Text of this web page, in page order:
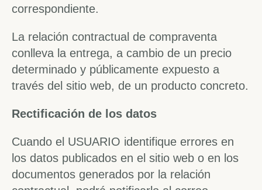
correspondiente.
La relación contractual de compraventa
conlleva la entrega, a cambio de un precio
determinado y públicamente expuesto a
través del sitio web, de un producto concreto.
Rectificación de los datos
Cuando el USUARIO identifique errores en
los datos publicados en el sitio web o en los
documentos generados por la relación